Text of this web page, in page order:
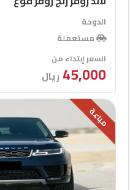
الدوحة
مستعملة
السعر إبتداء من
45,000 ريال
مباعة